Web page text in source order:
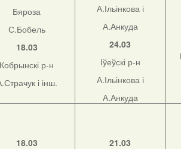
Бяроза
С.Бобель
18.03
Кобрынскі р-н
і інш.
А.Ільінкова і
А.Анкуда
24.03
Іўеўскі р-н
А.Ільінкова і
А.Анкуда
18.03
21.03